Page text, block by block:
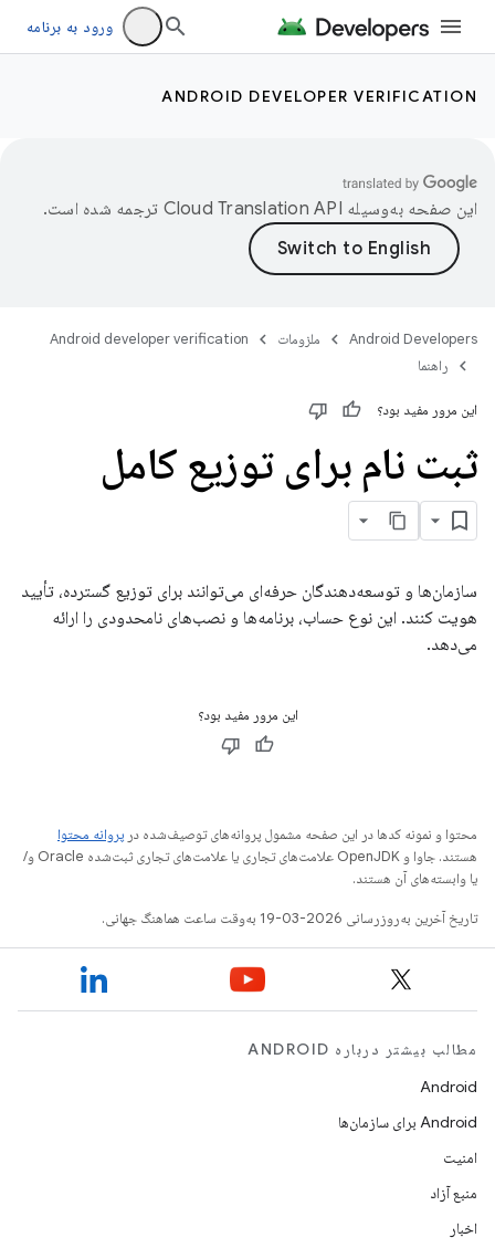
ورود به برنامه
ANDROID DEVELOPER VERIFICATION
این صفحه به‌وسیله ترجمه شده است.
Android Developers ملزومات
Android developer verification
راهنما
این مرور مفید بود؟
ثبت نام برای توزیع کامل
سازمان‌ها و توسعه‌دهندگان حرفه‌ای می‌توانند برای توزیع گسترده، تأیید
هویت کنند. این نوع حساب، برنامه‌ها و نصب‌های نامحدودی را ارائه
می‌دهد.
این مرور مفید بود؟
محتوا و نمونه کدها در این صفحه مشمول پروانه‌های توصیف‌شده در پروانه محتوا
هستند. جاوا و OpenJDK علامت‌های تجاری یا علامت‌های تجاری ثبت‌شده Oracle و/
یا وابسته‌های آن هستند.
تاریخ آخرین به‌روزرسانی 2026-03-19 به‌وقت ساعت هماهنگ جهانی.
مطالب بیشتر درباره ANDROID
Android
Android برای سازمان‌ها
امنیت
منبع آزاد
اخبار